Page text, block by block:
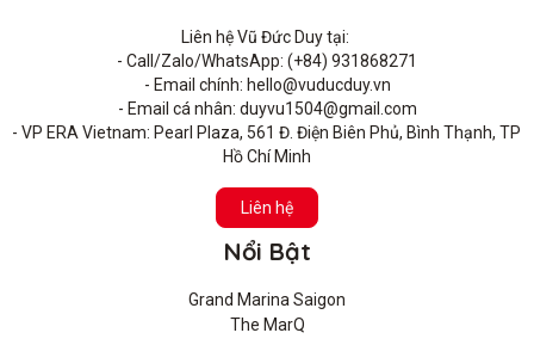
Liên hệ Vũ Đức Duy tại:
- Call/Zalo/WhatsApp: (+84) 931868271
- Email chính: hello@vuducduy.vn
- Email cá nhân: duyvu1504@gmail.com
- VP ERA Vietnam: Pearl Plaza, 561 Đ. Điện Biên Phủ, Bình Thạnh, TP
Hồ Chí Minh
Liên hệ
Nổi Bật
Grand Marina Saigon
The MarQ